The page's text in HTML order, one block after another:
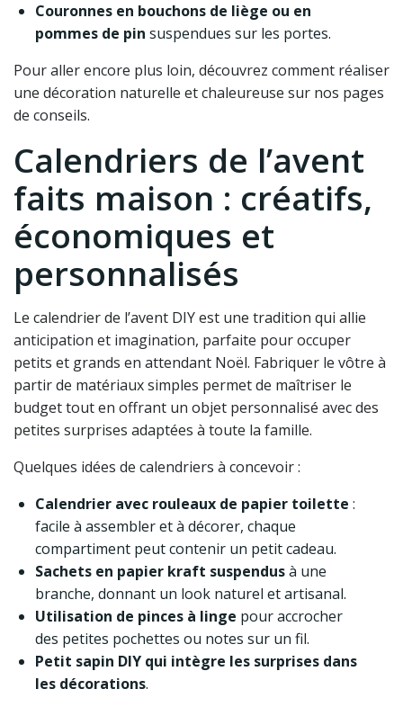
Couronnes en bouchons de liège ou en
pommes de pin suspendues sur les portes.
Pour aller encore plus loin, découvrez comment réaliser
une décoration naturelle et chaleureuse sur nos pages
de conseils.
Calendriers de l’avent
faits maison : créatifs,
économiques et
personnalisés
Le calendrier de l’avent DIY est une tradition qui allie
anticipation et imagination, parfaite pour occuper
petits et grands en attendant Noël. Fabriquer le vôtre à
partir de matériaux simples permet de maîtriser le
budget tout en offrant un objet personnalisé avec des
petites surprises adaptées à toute la famille.
Quelques idées de calendriers à concevoir :
Calendrier avec rouleaux de papier toilette :
facile à assembler et à décorer, chaque
compartiment peut contenir un petit cadeau.
Sachets en papier kraft suspendusà une
branche, donnant un look naturel et artisanal.
Utilisation de pinces à linge pour accrocher
des petites pochettes ou notes sur un fil.
Petit sapin DIY qui intègre les surprises dans
les décorations.